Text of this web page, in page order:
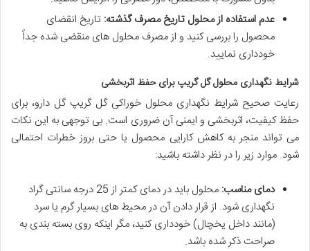
عدم استفاده از محلول تاریخ مصرف گذشته: تاریخ انقضای
محصول را بررسی کنید و از مصرف محلول های منقضی شده جداً
خودداری نمایید.
شرایط نگهداری محلول گل گریپ برای حفظ اثربخشی
رعایت صحیح شرایط نگهداری محلول خوراکی گل گریپ گل دارو، برای
حفظ کیفیت، اثربخشی و ایمنی آن ضروری است. بی توجهی به این نکات
می تواند منجر به کاهش کارایی محصول یا حتی بروز خطرات احتمالی
شود. موارد زیر را در نظر داشته باشید:
دمای مناسب:
محلول باید در دمای کمتر از 25 درجه سانتی گراد
نگهداری شود. از قرار دادن آن در محیط های بسیار گرم یا سرد
(مانند داخل یخچال) خودداری کنید، مگر اینکه روی بسته بندی به
صراحت ذکر شده باشد.